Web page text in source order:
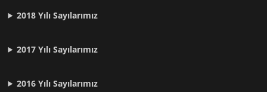
2018 Yılı Sayılarımız
2017 Yılı Sayılarımız
2016 Yılı Sayılarımız